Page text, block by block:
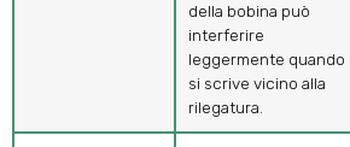
della bobina può
interferire
leggermente quando
si scrive vicino alla
rilegatura.